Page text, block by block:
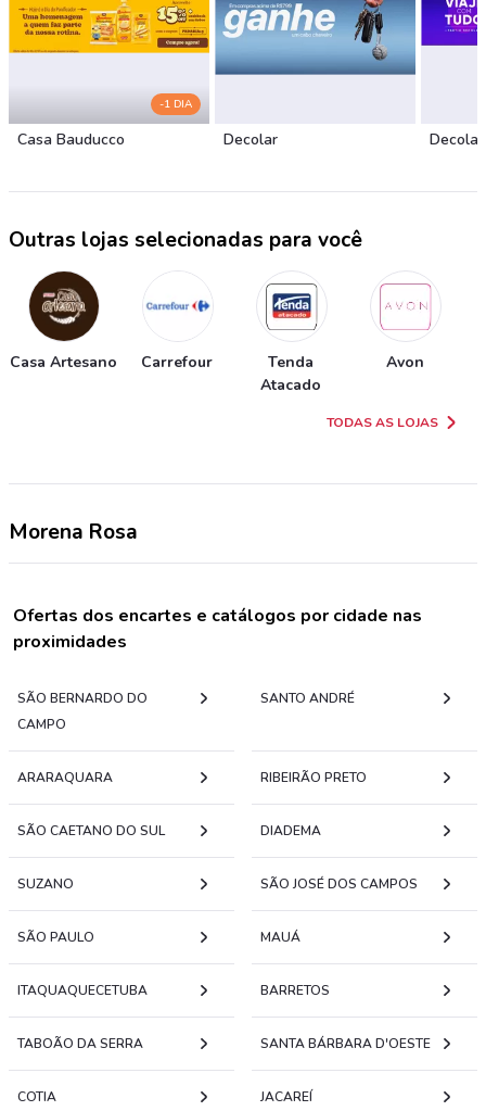
-1 DIA
Casa Bauducco Decolar Decolar
Outras lojas selecionadas para você
Casa Artesano Carrefour
Tenda
Atacado
Avon
TODAS AS LOJAS
Morena Rosa
Ofertas dos encartes e catálogos por cidade nas
proximidades
SÃO BERNARDO DO
CAMPO
SANTO ANDRÉ
ARARAQUARA RIBEIRÃO PRETO
SÃO CAETANO DO SUL DIADEMA
SUZANO SÃO JOSÉ DOS CAMPOS
SÃO PAULO MAUÁ
ITAQUAQUECETUBA BARRETOS
TABOÃO DA SERRA SANTA BÁRBARA D'OESTE
COTIA JACAREÍ